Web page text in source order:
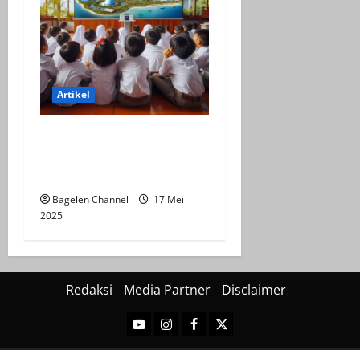
Artikel
Bagelen Channel
17 Mei
2025
Redaksi Media Partner Disclaimer
YoutubeInstagram
Facebook
Twitter